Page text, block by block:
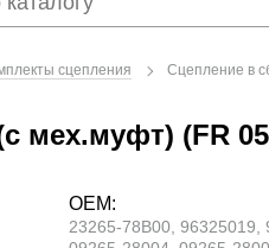
сцепления Сцепление в
мех.муфт) (FR
OEM:
23265-78B00, 96325019,